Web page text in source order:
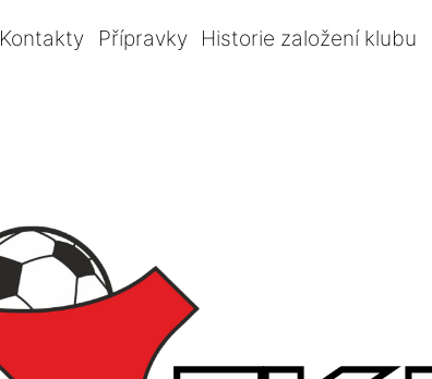
Kontakty Přípravky Historie založení klubu